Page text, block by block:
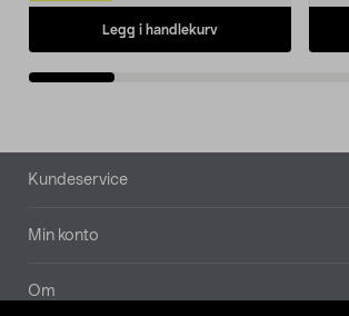
Legg i handlekurv
Bunntekst
Kundeservice
Min konto
Om